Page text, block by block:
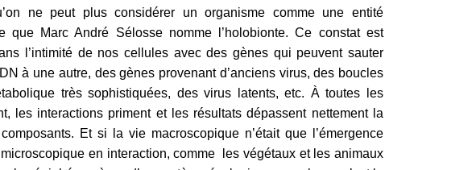
ne peut plus considérer un organisme comme une entité
que Marc André Sélosse nomme l’holobionte. Ce constat est
l’intimité de nos cellules avec des gènes qui peuvent sauter
à une autre, des gènes provenant d’anciens virus, des boucles
très sophistiquées, des virus latents, etc. À toutes les
les interactions priment et les résultats dépassent nettement la
Et si la vie macroscopique n’était que l’émergence
microscopique en interaction, comme les végétaux et les animaux